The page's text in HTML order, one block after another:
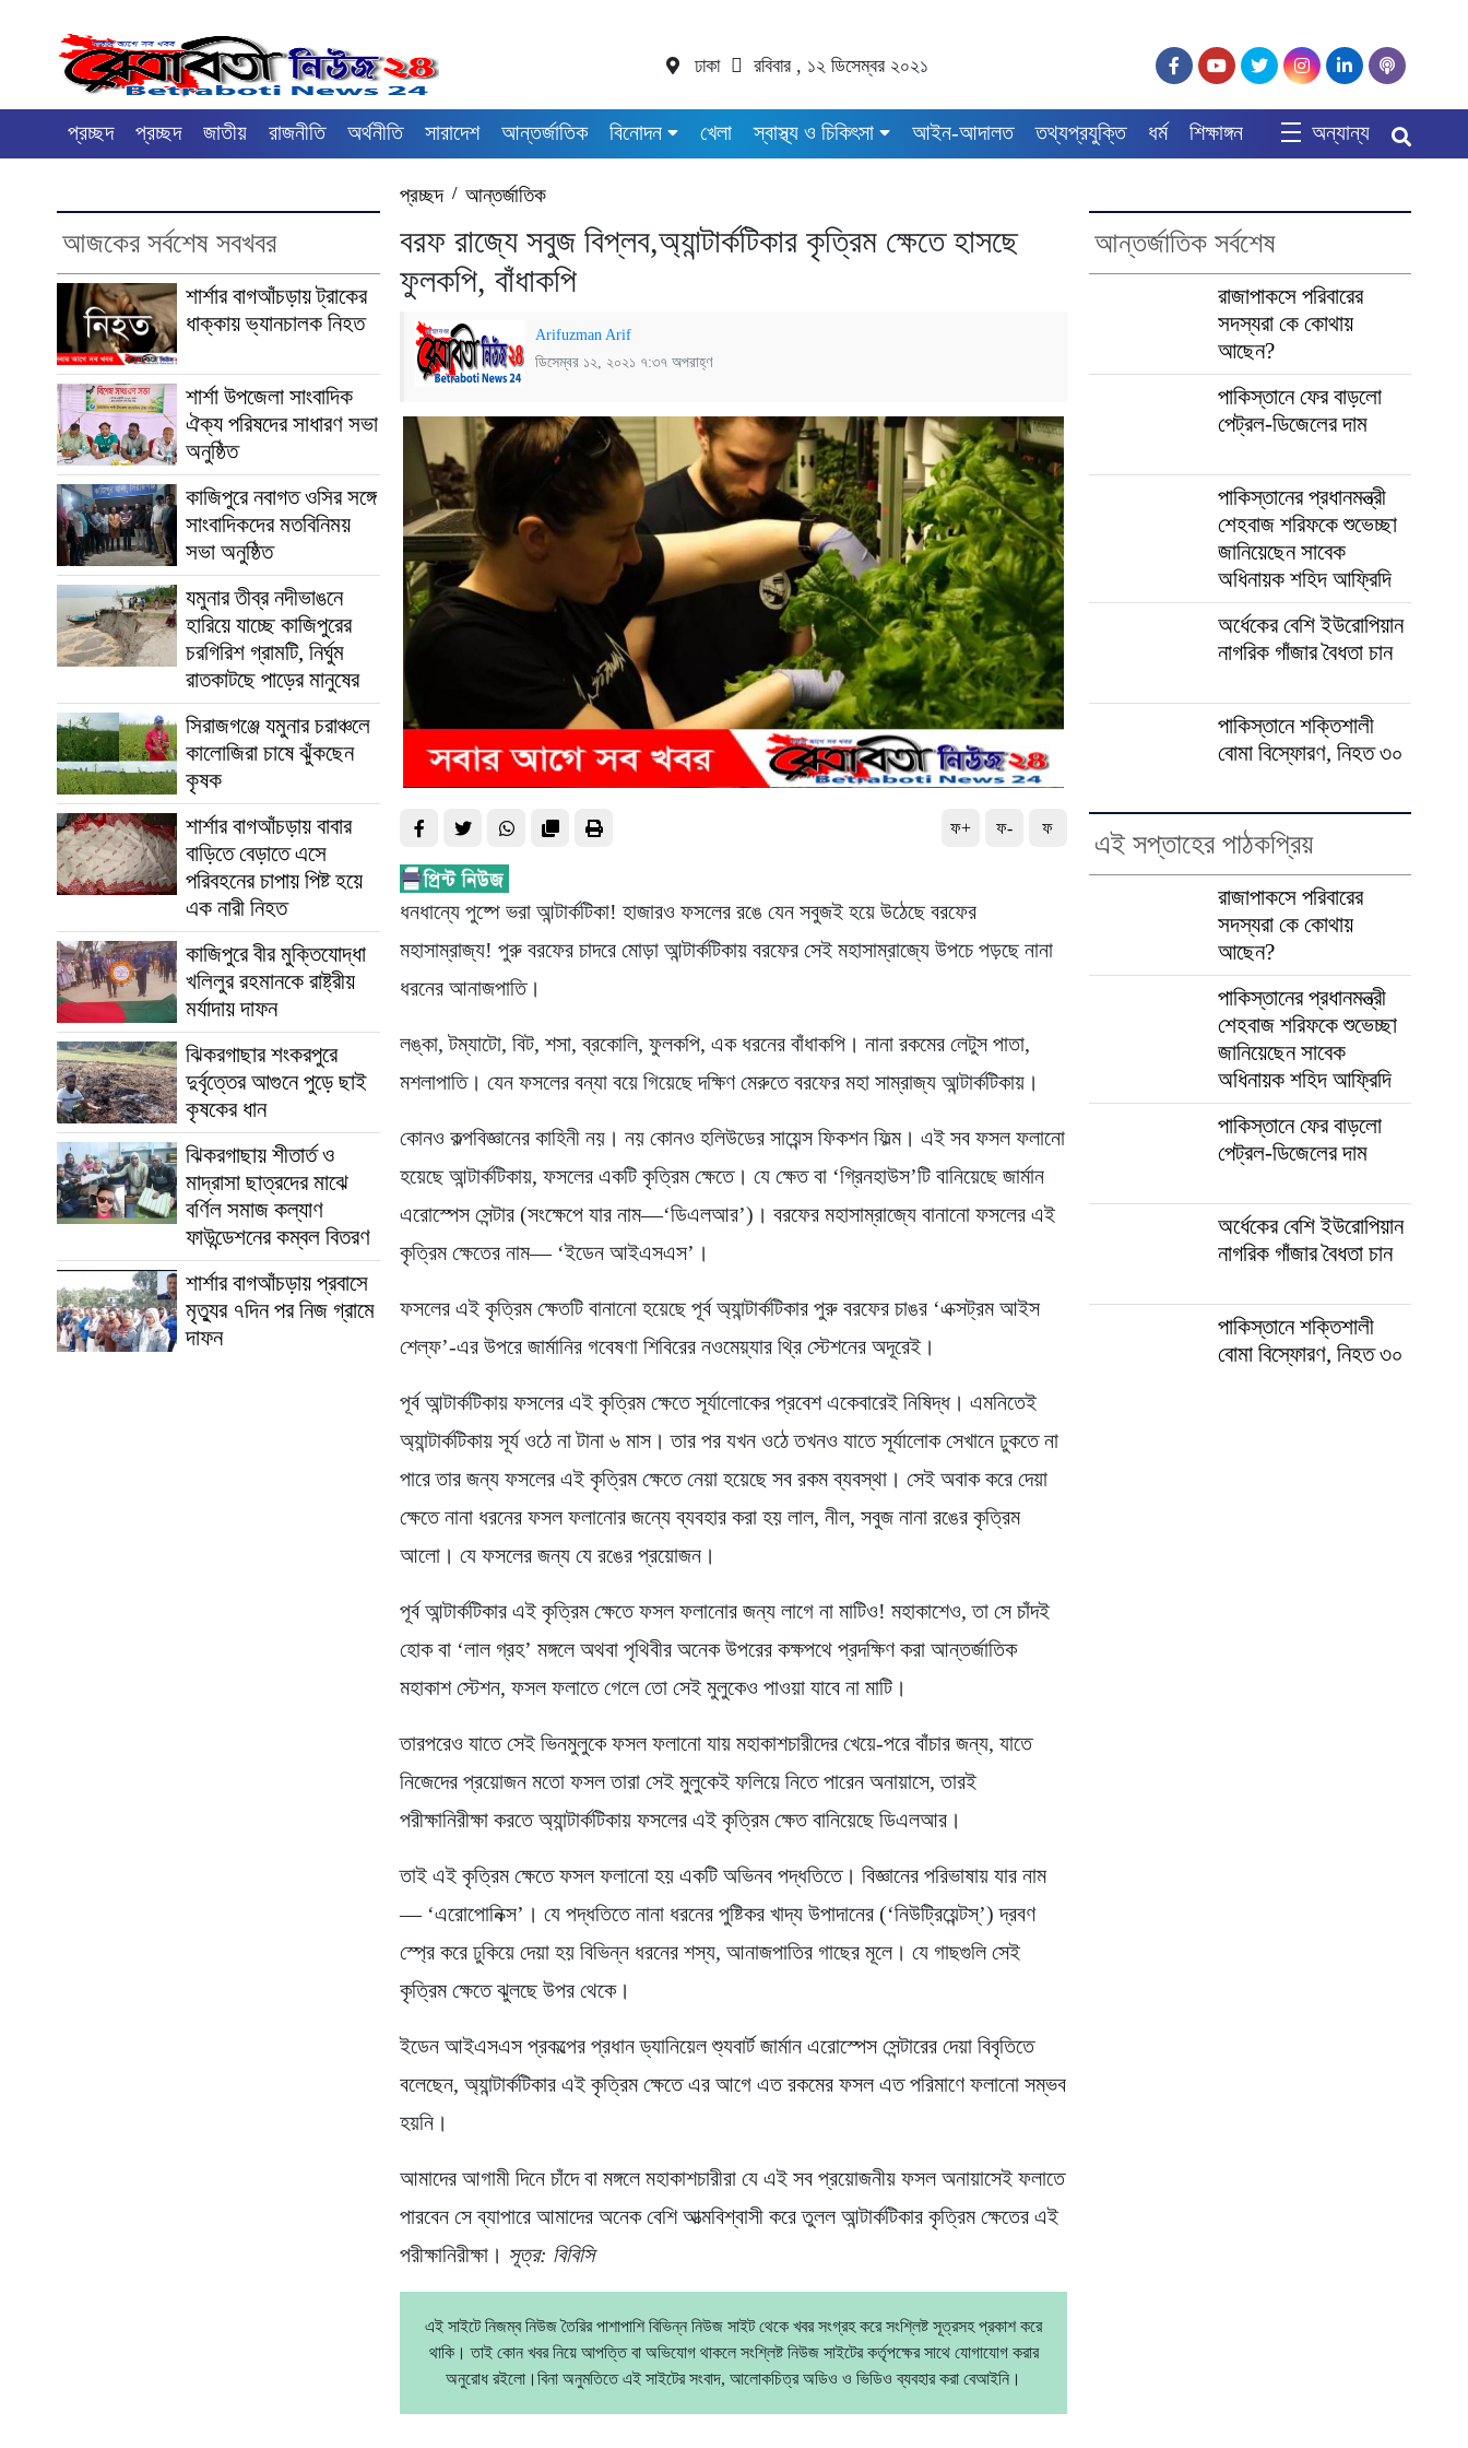
ঢাকা রবিবার , ১২ ডিসেম্বর ২০২১
প্রচ্ছদ প্রচ্ছদ জাতীয় রাজনীতি অর্থনীতি সারাদেশ আন্তর্জাতিক বিনোদন খেলা স্বাস্থ্য ও চিকিৎসা আইন-আদালত তথ্যপ্রযুক্তি ধর্ম শিক্ষাঙ্গন অন্যান্য
আজকের সর্বশেষ সবখবর
শার্শার বাগআঁচড়ায় ট্রাকের
ধাক্কায় ভ্যানচালক নিহত
শার্শা উপজেলা সাংবাদিক
ঐক্য পরিষদের সাধারণ সভা
অনুষ্ঠিত
কাজিপুরে নবাগত ওসির সঙ্গে
সাংবাদিকদের মতবিনিময়
সভা অনুষ্ঠিত
যমুনার তীব্র নদীভাঙনে
হারিয়ে যাচ্ছে কাজিপুরের
চরগিরিশ গ্রামটি, নির্ঘুম
রাতকাটছে পাড়ের মানুষের
সিরাজগঞ্জে যমুনার চরাঞ্চলে
কালোজিরা চাষে ঝুঁকছেন
কৃষক
শার্শার বাগআঁচড়ায় বাবার
বাড়িতে বেড়াতে এসে
পরিবহনের চাপায় পিষ্ট হয়ে
এক নারী নিহত
কাজিপুরে বীর মুক্তিযোদ্ধা
খলিলুর রহমানকে রাষ্ট্রীয়
মর্যাদায় দাফন
ঝিকরগাছার শংকরপুরে
দুর্বৃত্তের আগুনে পুড়ে ছাই
কৃষকের ধান
ঝিকরগাছায় শীতার্ত ও
মাদ্রাসা ছাত্রদের মাঝে
বর্ণিল সমাজ কল্যাণ
ফাউন্ডেশনের কম্বল বিতরণ
শার্শার বাগআঁচড়ায় প্রবাসে
মৃত্যুর ৭দিন পর নিজ গ্রামে
দাফন
প্রচ্ছদ/আন্তর্জাতিক
বরফ রাজ্যে সবুজ বিপ্লব,অ্যান্টার্কটিকার কৃত্রিম ক্ষেতে হাসছে
ফুলকপি, বাঁধাকপি
Arifuzman Arif
ডিসেম্বর ১২, ২০২১ ৭:৩৭ অপরাহ্ণ
ফ+ ফ- ফ
ধনধান্যে পুষ্পে ভরা আন্টার্কটিকা! হাজারও ফসলের রঙে যেন সবুজই হয়ে উঠেছে বরফের
মহাসাম্রাজ্য! পুরু বরফের চাদরে মোড়া আন্টার্কটিকায় বরফের সেই মহাসাম্রাজ্যে উপচে পড়ছে নানা
ধরনের আনাজপাতি।
লঙ্কা, টম্যাটো, বিট, শসা, ব্রকোলি, ফুলকপি, এক ধরনের বাঁধাকপি। নানা রকমের লেটুস পাতা,
মশলাপাতি। যেন ফসলের বন্যা বয়ে গিয়েছে দক্ষিণ মেরুতে বরফের মহা সাম্রাজ্য আন্টার্কটিকায়।
কোনও কল্পবিজ্ঞানের কাহিনী নয়। নয় কোনও হলিউডের সায়েন্স ফিকশন ফিল্ম। এই সব ফসল ফলানো
হয়েছে আন্টার্কটিকায়, ফসলের একটি কৃত্রিম ক্ষেতে। যে ক্ষেত বা ‘গ্রিনহাউস’টি বানিয়েছে জার্মান
এরোস্পেস সেন্টার (সংক্ষেপে যার নাম—‘ডিএলআর’)। বরফের মহাসাম্রাজ্যে বানানো ফসলের এই
কৃত্রিম ক্ষেতের নাম— ‘ইডেন আইএসএস’।
ফসলের এই কৃত্রিম ক্ষেতটি বানানো হয়েছে পূর্ব অ্যান্টার্কটিকার পুরু বরফের চাঙর ‘এক্সট্রম আইস
শেল্ফ’-এর উপরে জার্মানির গবেষণা শিবিরের নওমেয়্যার থ্রি স্টেশনের অদূরেই।
পূর্ব আন্টার্কটিকায় ফসলের এই কৃত্রিম ক্ষেতে সূর্যালোকের প্রবেশ একেবারেই নিষিদ্ধ। এমনিতেই
অ্যান্টার্কটিকায় সূর্য ওঠে না টানা ৬ মাস। তার পর যখন ওঠে তখনও যাতে সূর্যালোক সেখানে ঢুকতে না
পারে তার জন্য ফসলের এই কৃত্রিম ক্ষেতে নেয়া হয়েছে সব রকম ব্যবস্থা। সেই অবাক করে দেয়া
ক্ষেতে নানা ধরনের ফসল ফলানোর জন্যে ব্যবহার করা হয় লাল, নীল, সবুজ নানা রঙের কৃত্রিম
আলো। যে ফসলের জন্য যে রঙের প্রয়োজন।
পূর্ব আন্টার্কটিকার এই কৃত্রিম ক্ষেতে ফসল ফলানোর জন্য লাগে না মাটিও! মহাকাশেও, তা সে চাঁদই
হোক বা ‘লাল গ্রহ’ মঙ্গলে অথবা পৃথিবীর অনেক উপরের কক্ষপথে প্রদক্ষিণ করা আন্তর্জাতিক
মহাকাশ স্টেশন, ফসল ফলাতে গেলে তো সেই মুলুকেও পাওয়া যাবে না মাটি।
তারপরেও যাতে সেই ভিনমুলুকে ফসল ফলানো যায় মহাকাশচারীদের খেয়ে-পরে বাঁচার জন্য, যাতে
নিজেদের প্রয়োজন মতো ফসল তারা সেই মুলুকেই ফলিয়ে নিতে পারেন অনায়াসে, তারই
পরীক্ষানিরীক্ষা করতে অ্যান্টার্কটিকায় ফসলের এই কৃত্রিম ক্ষেত বানিয়েছে ডিএলআর।
তাই এই কৃত্রিম ক্ষেতে ফসল ফলানো হয় একটি অভিনব পদ্ধতিতে। বিজ্ঞানের পরিভাষায় যার নাম
— ‘এরোপোনিক্স’। যে পদ্ধতিতে নানা ধরনের পুষ্টিকর খাদ্য উপাদানের (‘নিউট্রিয়েন্টস্‌’) দ্রবণ
স্প্রে করে ঢুকিয়ে দেয়া হয় বিভিন্ন ধরনের শস্য, আনাজপাতির গাছের মূলে। যে গাছগুলি সেই
কৃত্রিম ক্ষেতে ঝুলছে উপর থেকে।
ইডেন আইএসএস প্রকল্পের প্রধান ড্যানিয়েল শ্যুবার্ট জার্মান এরোস্পেস সেন্টারের দেয়া বিবৃতিতে
বলেছেন, অ্যান্টার্কটিকার এই কৃত্রিম ক্ষেতে এর আগে এত রকমের ফসল এত পরিমাণে ফলানো সম্ভব
হয়নি।
আমাদের আগামী দিনে চাঁদে বা মঙ্গলে মহাকাশচারীরা যে এই সব প্রয়োজনীয় ফসল অনায়াসেই ফলাতে
পারবেন সে ব্যাপারে আমাদের অনেক বেশি আত্মবিশ্বাসী করে তুলল আন্টার্কটিকার কৃত্রিম ক্ষেতের এই
পরীক্ষানিরীক্ষা। সূত্র: বিবিসি
এই সাইটে নিজম্ব নিউজ তৈরির পাশাপাশি বিভিন্ন নিউজ সাইট থেকে খবর সংগ্রহ করে সংশ্লিষ্ট সূত্রসহ প্রকাশ করে
থাকি। তাই কোন খবর নিয়ে আপত্তি বা অভিযোগ থাকলে সংশ্লিষ্ট নিউজ সাইটের কর্তৃপক্ষের সাথে যোগাযোগ করার
অনুরোধ রইলো।বিনা অনুমতিতে এই সাইটের সংবাদ, আলোকচিত্র অডিও ও ভিডিও ব্যবহার করা বেআইনি।
আন্তর্জাতিক সর্বশেষ
রাজাপাকসে পরিবারের
সদস্যরা কে কোথায়
আছেন?
পাকিস্তানে ফের বাড়লো
পেট্রল-ডিজেলের দাম
পাকিস্তানের প্রধানমন্ত্রী
শেহবাজ শরিফকে শুভেচ্ছা
জানিয়েছেন সাবেক
অধিনায়ক শহিদ আফ্রিদি
অর্ধেকের বেশি ইউরোপিয়ান
নাগরিক গাঁজার বৈধতা চান
পাকিস্তানে শক্তিশালী
বোমা বিস্ফোরণ, নিহত ৩০
এই সপ্তাহের পাঠকপ্রিয়
রাজাপাকসে পরিবারের
সদস্যরা কে কোথায়
আছেন?
পাকিস্তানের প্রধানমন্ত্রী
শেহবাজ শরিফকে শুভেচ্ছা
জানিয়েছেন সাবেক
অধিনায়ক শহিদ আফ্রিদি
পাকিস্তানে ফের বাড়লো
পেট্রল-ডিজেলের দাম
অর্ধেকের বেশি ইউরোপিয়ান
নাগরিক গাঁজার বৈধতা চান
পাকিস্তানে শক্তিশালী
বোমা বিস্ফোরণ, নিহত ৩০